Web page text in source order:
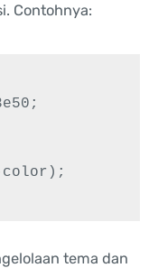
Contohnya:
tema dan